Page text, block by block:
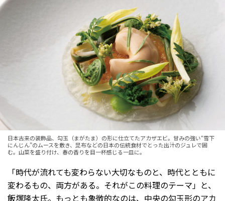
日本古来の装飾品、勾玉（まがたま）の形に仕立てたアカザエビ。甘みの強い“雪下
にんじん”のムースを敷き、昆布などの日本の伝統食材でとった出汁のジュレで囲
む。山菜を盛り付け、春の香りを目一杯感じる一皿に。
「時代が流れても変わらない大切なものと、時代とともに
変わるもの、両方がある。それがこの料理のテーマ」と、
飯塚隆太氏。もっとも象徴的なのは、中央の勾玉形のアカ